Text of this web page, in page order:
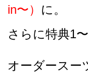
in〜） に。
さらに特典1
オーダースー